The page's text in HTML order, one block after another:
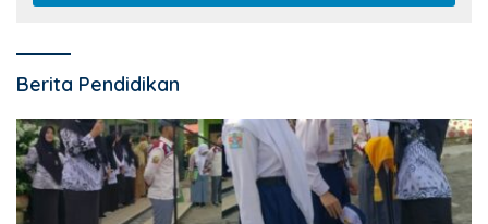
Berita Pendidikan